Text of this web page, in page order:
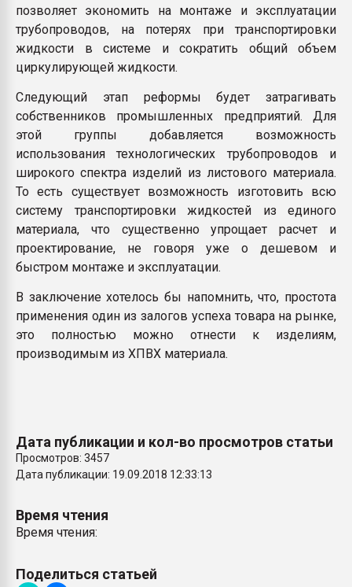
позволяет экономить на монтаже и эксплуатации
трубопроводов, на потерях при транспортировки
жидкости в системе и сократить общий объем
циркулирующей жидкости.
Следующий этап реформы будет затрагивать
собственников промышленных предприятий. Для
этой группы добавляется возможность
использования технологических трубопроводов и
широкого спектра изделий из листового материала.
То есть существует возможность изготовить всю
систему транспортировки жидкостей из единого
материала, что существенно упрощает расчет и
проектирование, не говоря уже о дешевом и
быстром монтаже и эксплуатации.
В заключение хотелось бы напомнить, что, простота
применения один из залогов успеха товара на рынке,
это полностью можно отнести к изделиям,
производимым из ХПВХ материала.
Дата публикации и кол-во просмотров статьи
Просмотров: 3457
Дата публикации: 19.09.2018 12:33:13
Время чтения
Время чтения:
Поделиться статьей